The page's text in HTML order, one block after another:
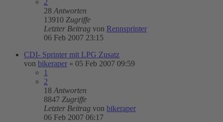
2
28 Antworten
13910 Zugriffe
Letzter Beitrag von Rennsprinter
06 Feb 2007 23:15
CDI- Sprinter mit LPG Zusatz
von bikeraper » 05 Feb 2007 09:59
1
2
18 Antworten
8847 Zugriffe
Letzter Beitrag von bikeraper
06 Feb 2007 06:17